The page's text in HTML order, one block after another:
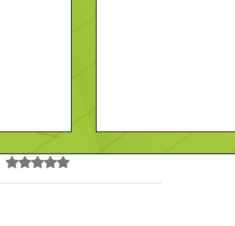
Noté 0 étoile sur 5.